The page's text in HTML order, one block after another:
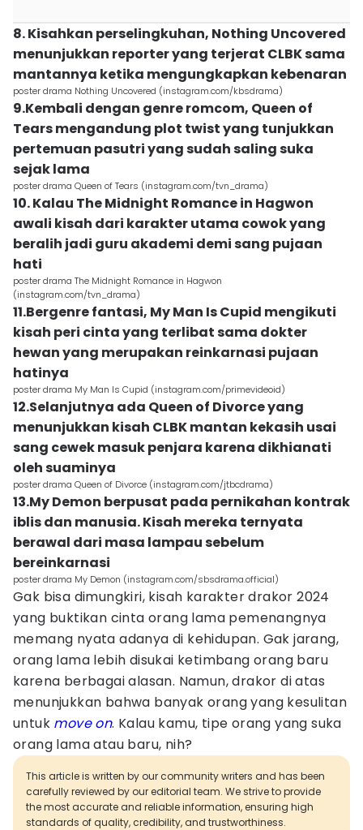
8. Kisahkan perselingkuhan, Nothing Uncovered
menunjukkan reporter yang terjerat CLBK sama
mantannya ketika mengungkapkan kebenaran
poster drama Nothing Uncovered (instagram.com/kbsdrama)
9.Kembali dengan genre romcom, Queen of
Tears mengandung plot twist yang tunjukkan
pertemuan pasutri yang sudah saling suka
sejak lama
poster drama Queen of Tears (instagram.com/tvn_drama)
10. Kalau The Midnight Romance in Hagwon
awali kisah dari karakter utama cowok yang
beralih jadi guru akademi demi sang pujaan
hati
poster drama The Midnight Romance in Hagwon
(instagram.com/tvn_drama)
11.Bergenre fantasi, My Man Is Cupid mengikuti
kisah peri cinta yang terlibat sama dokter
hewan yang merupakan reinkarnasi pujaan
hatinya
poster drama My Man Is Cupid (instagram.com/primevideoid)
12.Selanjutnya ada Queen of Divorce yang
menunjukkan kisah CLBK mantan kekasih usai
sang cewek masuk penjara karena dikhianati
oleh suaminya
poster drama Queen of Divorce (instagram.com/jtbcdrama)
13.My Demon berpusat pada pernikahan kontrak
iblis dan manusia. Kisah mereka ternyata
berawal dari masa lampau sebelum
bereinkarnasi
poster drama My Demon (instagram.com/sbsdrama.official)
Gak bisa dimungkiri, kisah karakter drakor 2024
yang buktikan cinta orang lama pemenangnya
memang nyata adanya di kehidupan. Gak jarang,
orang lama lebih disukai ketimbang orang baru
karena berbagai alasan. Namun, drakor di atas
menunjukkan bahwa banyak orang yang kesulitan
untuk move on. Kalau kamu, tipe orang yang suka
orang lama atau baru, nih?
This article is written by our community writers and has been
carefully reviewed by our editorial team. We strive to provide
the most accurate and reliable information, ensuring high
standards of quality, credibility, and trustworthiness.